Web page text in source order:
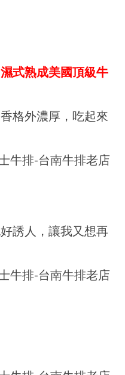
濕式熟成美國頂級牛
格外濃厚，吃起來
誘人，讓我又想再